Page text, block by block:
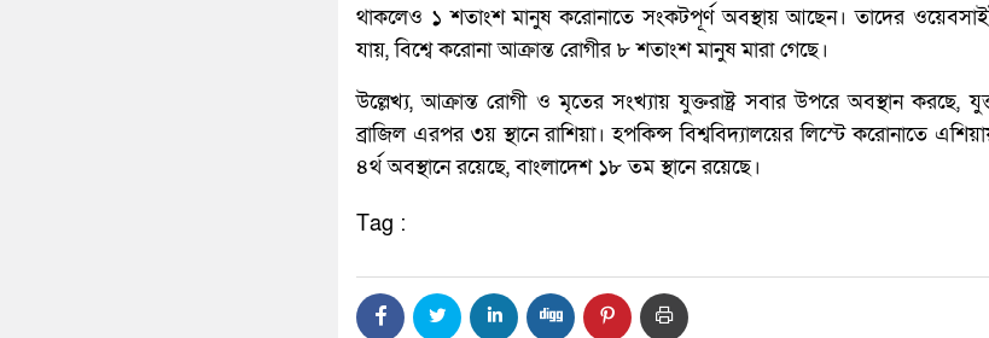
থাকলেও ১ শতাংশ মানুষ করোনাতে সংকটপূর্ণ অবস্থায় আছেন। তাদের
যায়, বিশ্বে করোনা আক্রান্ত রোগীর ৮ শতাংশ মানুষ মারা গেছে।
উল্লেখ্য, আক্রান্ত রোগী ও মৃতের সংখ্যায় যুক্তরাষ্ট্র সবার উপরে অবস্থান করছে,
ব্রাজিল এরপর ৩য় স্থানে রাশিয়া। হপকিন্স বিশ্ববিদ্যালয়ের লিস্টে করোনাতে
৪র্থ অবস্থানে রয়েছে, বাংলাদেশ ১৮ তম স্থানে রয়েছে।
Tag :